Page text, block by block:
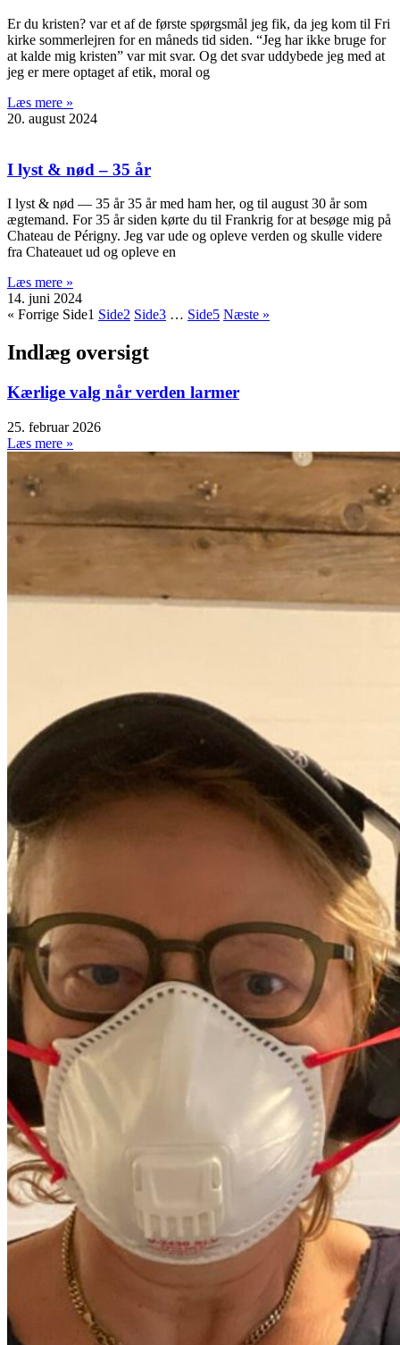
Er du kristen? var et af de første spørgsmål jeg fik, da jeg kom til Fri
kirke sommerlejren for en måneds tid siden. “Jeg har ikke bruge for
at kalde mig kristen” var mit svar. Og det svar uddybede jeg med at
jeg er mere optaget af etik, moral og
Læs mere »
20. august 2024
I lyst & nød – 35 år
I lyst & nød — 35 år 35 år med ham her, og til august 30 år som
ægtemand. For 35 år siden kørte du til Frankrig for at besøge mig på
Chateau de Périgny. Jeg var ude og opleve verden og skulle videre
fra Chateauet ud og opleve en
Læs mere »
14. juni 2024
« Forrige Side1 Side2 Side3 … Side5 Næste »
Indlæg oversigt
Kærlige valg når verden larmer
25. februar 2026
Læs mere »